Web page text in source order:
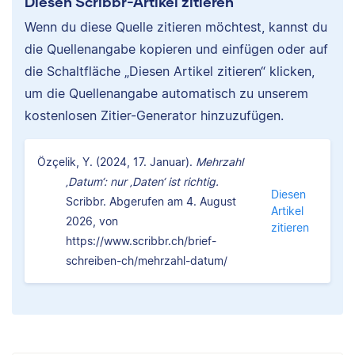
Wenn du diese Quelle zitieren möchtest, kannst du
die Quellenangabe kopieren und einfügen oder auf
die Schaltfläche „Diesen Artikel zitieren“ klicken,
um die Quellenangabe automatisch zu unserem
kostenlosen Zitier-Generator hinzuzufügen.
Özçelik, Y. (2024, 17. Januar). Mehrzahl
‚Datum‘: nur ‚Daten‘ ist richtig.
Scribbr. Abgerufen am 4. August
2026, von
https://www.scribbr.ch/brief-
schreiben-ch/mehrzahl-datum/
Diesen
Artikel
zitieren